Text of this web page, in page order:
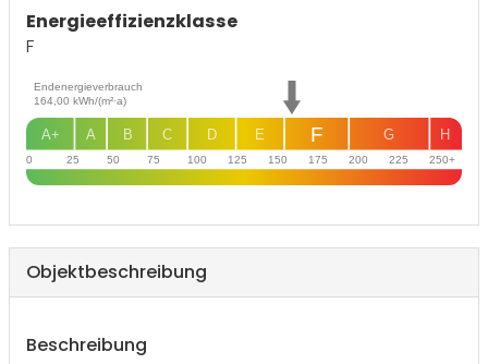
Energie­effizienz­klasse
F
0 25 50 75 100 125 150 175 200 225 250+
H
G
E
D
C
B
A
A+ F
Endenergieverbrauch
164,00 kWh/(m²·a)
Objekt­beschreibung
Beschreibung